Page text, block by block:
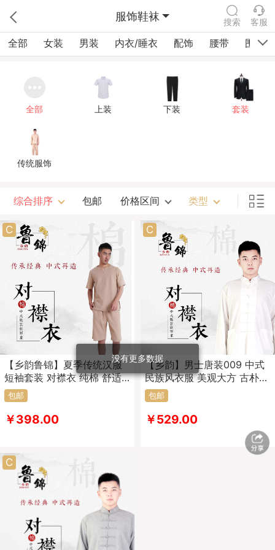
服饰鞋袜 搜索 客服
全部 女装 男装 内衣/睡衣 配饰 腰带 围巾/
全部 上装 下装 套装
传统服饰
综合排序 包邮 价格区间 类型
C
【乡韵鲁锦】夏季传统汉服
短袖套装 对襟衣 纯棉 舒适
透气
包邮
￥398.00
C
【乡韵】男士唐装009 中式
民族风衣服 美观大方 古朴
典雅 舒适 纯手工工艺精心制
造
包邮
￥529.00
C
没有更多数据